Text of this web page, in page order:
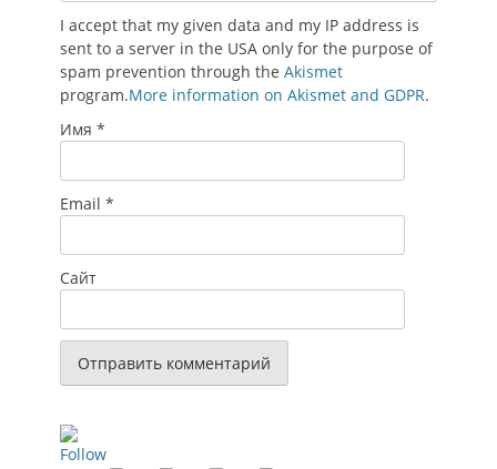
I accept that my given data and my IP address is
sent to a server in the USA only for the purpose of
spam prevention through the Akismet
program.More information on Akismet and GDPR.
Имя *
Email *
Сайт